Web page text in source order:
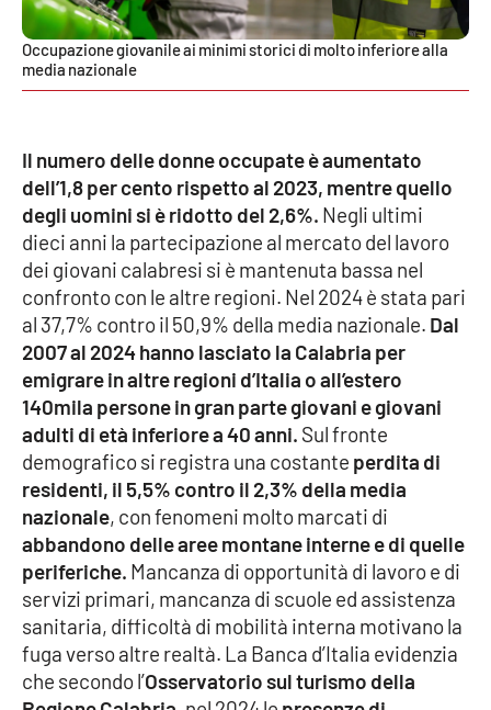
APP
Android
Occupazione giovanile ai minimi storici di molto inferiore alla
media nazionale
Il numero delle donne occupate è aumentato
dell’1,8 per cento rispetto al 2023, mentre quello
degli uomini si è ridotto del 2,6%. Negli ultimi
dieci anni la partecipazione al mercato del lavoro
dei giovani calabresi si è mantenuta bassa nel
confronto con le altre regioni. Nel 2024 è stata pari
al 37,7% contro il 50,9% della media nazionale. Dal
2007 al 2024 hanno lasciato la Calabria per
emigrare in altre regioni d’Italia o all’estero
140mila persone in gran parte giovani e giovani
adulti di età inferiore a 40 anni. Sul fronte
demografico si registra una costante perdita di
residenti, il 5,5% contro il 2,3% della media
nazionale, con fenomeni molto marcati di
abbandono delle aree montane interne e di quelle
periferiche. Mancanza di opportunità di lavoro e di
servizi primari, mancanza di scuole ed assistenza
sanitaria, difficoltà di mobilità interna motivano la
fuga verso altre realtà. La Banca d’Italia evidenzia
che secondo l’Osservatorio sul turismo della